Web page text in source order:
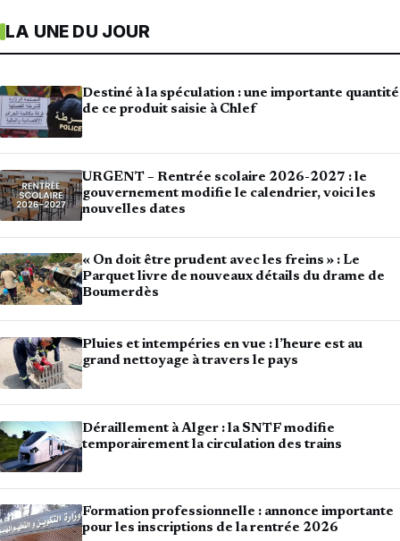
LA UNE DU JOUR
Destiné à la spéculation : une importante quantité
de ce produit saisie à Chlef
URGENT – Rentrée scolaire 2026-2027 : le
gouvernement modifie le calendrier, voici les
nouvelles dates
« On doit être prudent avec les freins » : Le
Parquet livre de nouveaux détails du drame de
Boumerdès
Pluies et intempéries en vue : l’heure est au
grand nettoyage à travers le pays
Déraillement à Alger : la SNTF modifie
temporairement la circulation des trains
Formation professionnelle : annonce importante
pour les inscriptions de la rentrée 2026